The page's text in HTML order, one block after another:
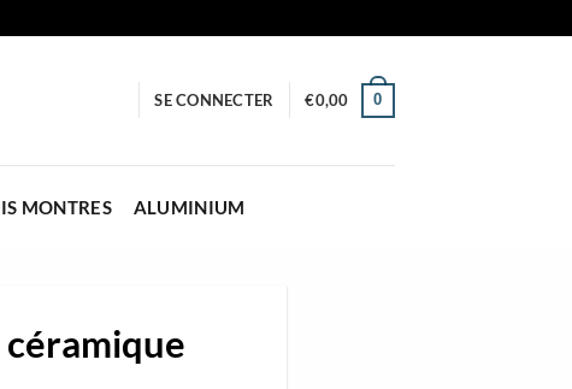
SE CONNECTER €0,00 0
MONTRES ALUMINIUM